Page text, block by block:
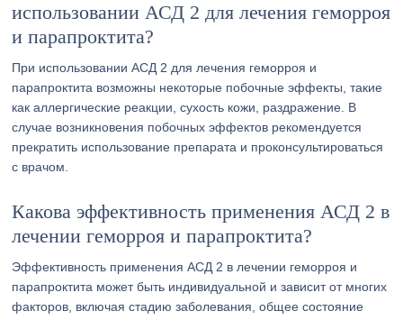
использовании АСД 2 для лечения геморроя
и парапроктита?
При использовании АСД 2 для лечения геморроя и
парапроктита возможны некоторые побочные эффекты, такие
как аллергические реакции, сухость кожи, раздражение. В
случае возникновения побочных эффектов рекомендуется
прекратить использование препарата и проконсультироваться
с врачом.
Какова эффективность применения АСД 2 в
лечении геморроя и парапроктита?
Эффективность применения АСД 2 в лечении геморроя и
парапроктита может быть индивидуальной и зависит от многих
факторов, включая стадию заболевания, общее состояние